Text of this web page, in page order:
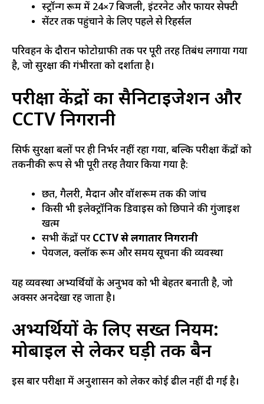
स्ट्रॉन्ग रूम में 24×7 बिजली, इंटरनेट और फायर सेफ्टी
सेंटर तक पहुंचाने के लिए पहले से रिहर्सल
परिवहन के दौरान फोटोग्राफी तक पर पूरी तरह प्रतिबंध लगाया गया
है, जो सुरक्षा की गंभीरता को दर्शाता है।
परीक्षा केंद्रों का सैनिटाइजेशन और
CCTV निगरानी
सिर्फ सुरक्षा बलों पर ही निर्भर नहीं रहा गया, बल्कि परीक्षा केंद्रों को
तकनीकी रूप से भी पूरी तरह तैयार किया गया है:
छत, गैलरी, मैदान और वॉशरूम तक की जांच
किसी भी इलेक्ट्रॉनिक डिवाइस को छिपाने की गुंजाइश
खत्म
सभी केंद्रों पर CCTV से लगातार निगरानी
पेयजल, क्लॉक रूम और समय सूचना की व्यवस्था
यह व्यवस्था अभ्यर्थियों के अनुभव को भी बेहतर बनाती है, जो
अक्सर अनदेखा रह जाता है।
अभ्यर्थियों के लिए सख्त नियम:
मोबाइल से लेकर घड़ी तक बैन
इस बार परीक्षा में अनुशासन को लेकर कोई ढील नहीं दी गई है।